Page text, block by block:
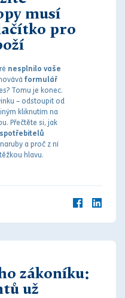
musí
pro
nesplnilo vaše
formulář
Tomu je konec.
– odstoupit od
kliknutím na
Přečtěte si, jak
a proč z ní
hlavu.
zákoníku:
už